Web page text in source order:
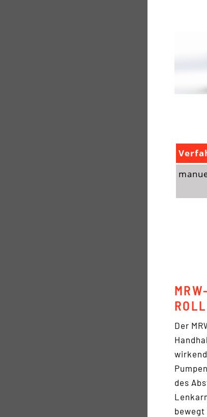
Der
des